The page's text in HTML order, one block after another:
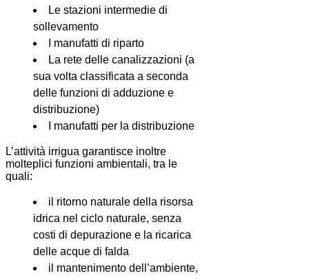
Le stazioni intermedie di
sollevamento
I manufatti di riparto
La rete delle canalizzazioni (a
sua volta classificata a seconda
delle funzioni di adduzione e
distribuzione)
I manufatti per la distribuzione
L’attività irrigua garantisce inoltre
molteplici funzioni ambientali, tra le
quali:
il ritorno naturale della risorsa
idrica nel ciclo naturale, senza
costi di depurazione e la ricarica
delle acque di falda
il mantenimento dell’ambiente,